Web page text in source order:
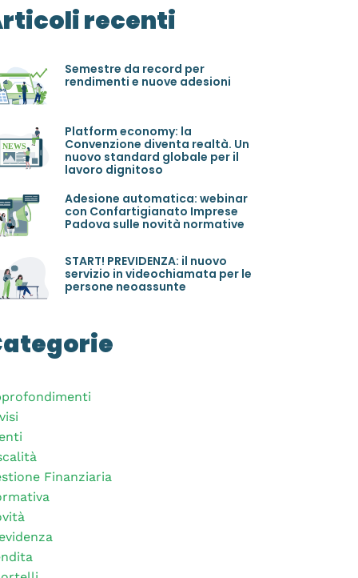
recenti
Semestre da record per
rendimenti e nuove adesioni
Platform economy: la
Convenzione diventa realtà. Un
nuovo standard globale per il
lavoro dignitoso
Adesione automatica: webinar
con Confartigianato Imprese
Padova sulle novità normative
START! PREVIDENZA: il nuovo
servizio in videochiamata per le
persone neoassunte
Finanziaria